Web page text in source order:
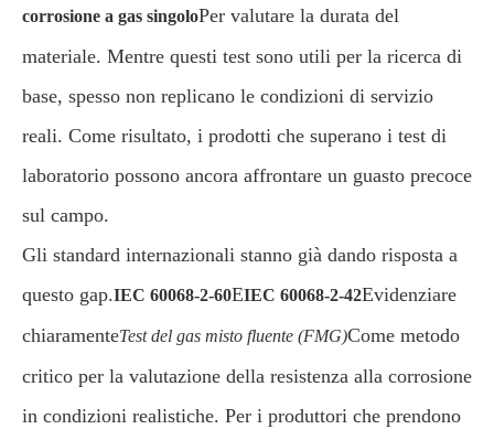
corrosione a gas singoloPer valutare la durata del
materiale. Mentre questi test sono utili per la ricerca di
base, spesso non replicano le condizioni di servizio
reali. Come risultato, i prodotti che superano i test di
laboratorio possono ancora affrontare un guasto precoce
sul campo.
Gli standard internazionali stanno già dando risposta a
questo gap.IEC 60068-2-60EIEC 60068-2-42Evidenziare
chiaramenteTest del gas misto fluente (FMG)Come metodo
critico per la valutazione della resistenza alla corrosione
in condizioni realistiche. Per i produttori che prendono